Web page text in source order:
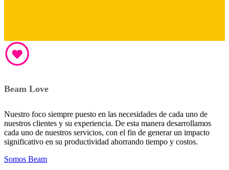
Beam Love
Nuestro foco siempre puesto en las necesidades de cada uno de
nuestros clientes y su experiencia. De esta manera desarrollamos
cada uno de nuestros servicios, con el fin de generar un impacto
significativo en su productividad ahorrando tiempo y costos.
Somos Beam